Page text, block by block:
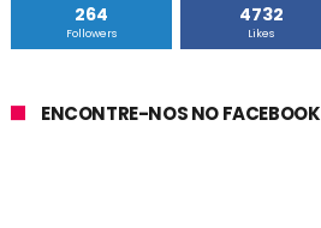
264
Followers
4732
Likes
ENCONTRE-NOS NO FACEBOOK